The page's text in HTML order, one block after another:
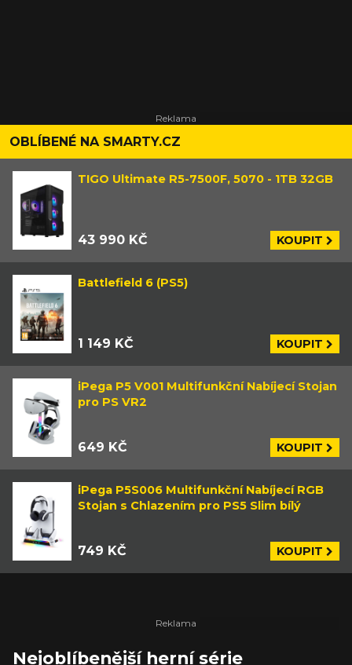
OBLÍBENÉ NA SMARTY.CZ
TIGO Ultimate R5-7500F, 5070 - 1TB 32GB
43 990 KČ KOUPIT
Battlefield 6 (PS5)
1 149 KČ KOUPIT
iPega P5 V001 Multifunkční Nabíjecí Stojan
pro PS VR2
649 KČ KOUPIT
iPega P5S006 Multifunkční Nabíjecí RGB
Stojan s Chlazením pro PS5 Slim bílý
749 KČ KOUPIT
Nejoblíbenější herní série